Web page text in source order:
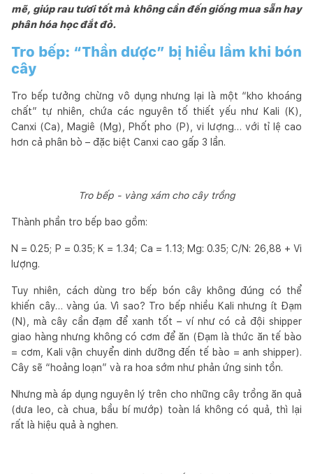
mẽ, giúp rau tươi tốt mà không cần đến giống mua sẵn hay
phân hóa học đắt đỏ.
Tro bếp: “Thần dược” bị hiểu lầm khi bón
cây
Tro bếp tưởng chừng vô dụng nhưng lại là một “kho khoáng
chất” tự nhiên, chứa các nguyên tố thiết yếu như Kali (K),
Canxi (Ca), Magiê (Mg), Phốt pho (P), vi lượng… với tỉ lệ cao
hơn cả phân bò – đặc biệt Canxi cao gấp 3 lần.
Tro bếp - vàng xám cho cây trồng
Thành phần tro bếp bao gồm:
N = 0.25; P = 0.35; K = 1.34; Ca = 1.13; Mg: 0.35; C/N: 26,88 + Vi
lượng.
Tuy nhiên, cách dùng tro bếp bón cây không đúng có thể
khiến cây… vàng úa. Vì sao? Tro bếp nhiều Kali nhưng ít Đạm
(N), mà cây cần đạm để xanh tốt – ví như có cả đội shipper
giao hàng nhưng không có cơm để ăn (Đạm là thức ăn tế bào
= cơm, Kali vận chuyển dinh dưỡng đến tế bào = anh shipper).
Cây sẽ “hoảng loạn” và ra hoa sớm như phản ứng sinh tồn.
Nhưng mà áp dụng nguyên lý trên cho những cây trồng ăn quả
(dưa leo, cà chua, bầu bí mướp) toàn lá không có quả, thì lại
rất là hiệu quả à nghen.